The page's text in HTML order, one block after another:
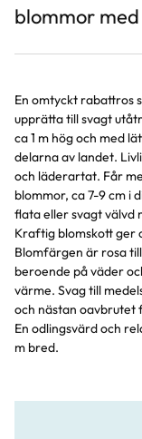
blommor
En omtyckt rabattros
upprätta till svagt
ca 1 m hög och med
delarna av landet.
och läderartat. Får
blommor, ca 7-9 cm i
flata eller svagt välvd
Kraftig blomskott ger
Blomfärgen är rosa
beroende på väder
värme. Svag till
och nästan oavbrutet
En odlingsvärd och
m bred.